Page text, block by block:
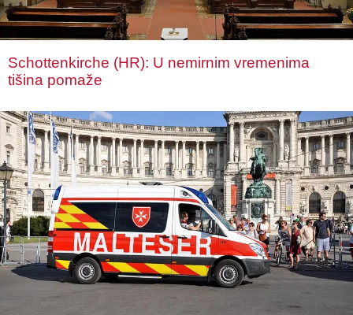
Schottenkirche (HR): U nemirnim vremenima
tišina pomaže